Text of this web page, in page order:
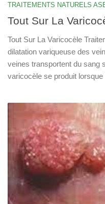
TRAITEMENTS NATURELS
Tout Sur La
Tout Sur La Varicocèle
dilatation variqueuse des
veines transportent du sang
varicocèle se produit lorsque